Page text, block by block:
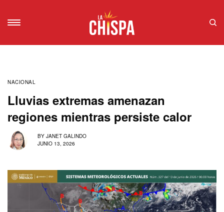
NACIONAL
Lluvias extremas amenazan
regiones mientras persiste calor
BY JANET GALINDO
JUNIO 13, 2026